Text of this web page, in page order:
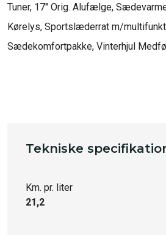
Tuner, 17" Orig. Alufælge,
Kørelys, Sportslæderrat m/
Sædekomfortpakke, Vinterhjul
Tekniske
Km. pr. liter
21,2